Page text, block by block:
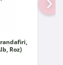
Roz)